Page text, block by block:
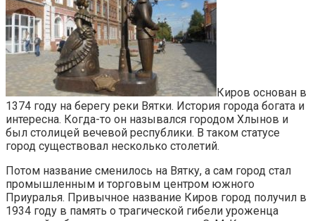
Киров основан в
1374 году на берегу реки Вятки. История города богата и
интересна. Когда-то он назывался городом Хлынов и
был столицей вечевой республики. В таком статусе
город существовал несколько столетий.
Потом название сменилось на Вятку, а сам город стал
промышленным и торговым центром южного
Приуралья. Привычное название Киров город получил в
1934 году в память о трагической гибели уроженца